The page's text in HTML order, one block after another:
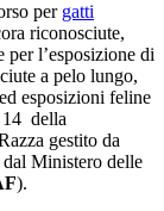
per gatti
riconosciute,
per l’esposizione di
a pelo lungo,
esposizioni feline
14 della
gestito da
Ministero delle
).